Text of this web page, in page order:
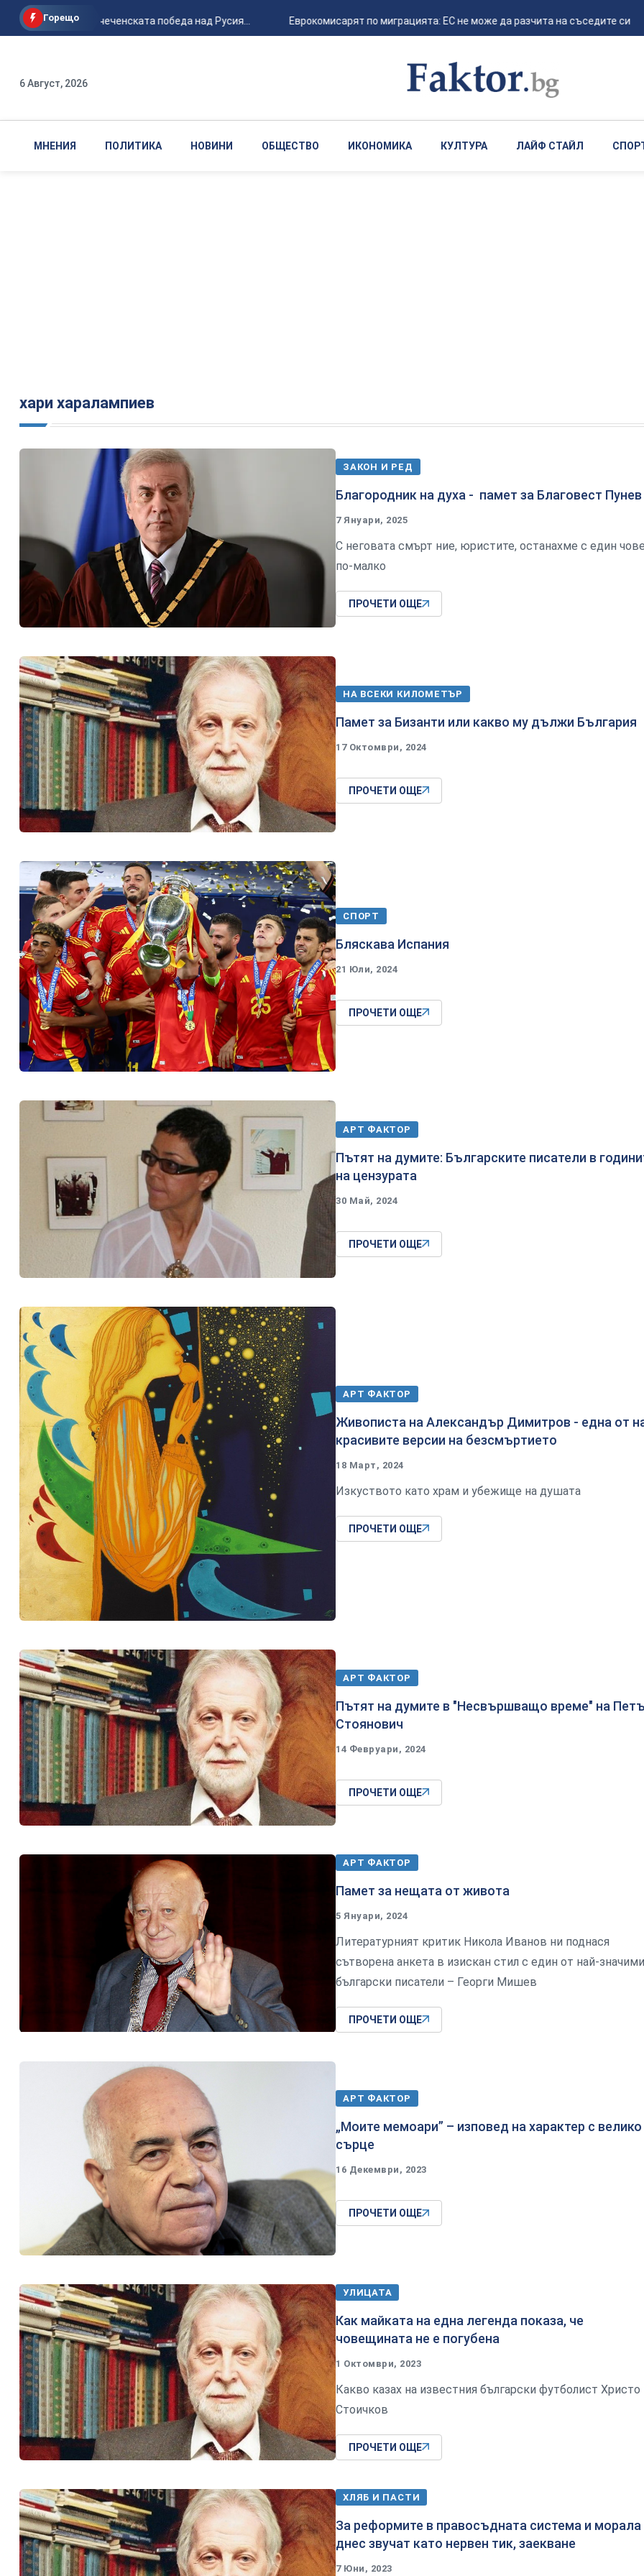
Горещо
30 години от чеченската победа над Русия... Еврокомисарят по миграцията: ЕС не може да разчита на съседите си за
6 Август, 2026
МНЕНИЯ ПОЛИТИКА НОВИНИ ОБЩЕСТВО ИКОНОМИКА КУЛТУРА ЛАЙФ СТАЙЛ
хари харалампиев
ЗАКОН И РЕД
Благородник на духа - памет за Благовест Пунев
7 Януари, 2025
С неговата смърт ние, юристите, останахме с един
по-малко
ПРОЧЕТИ ОЩЕ
НА ВСЕКИ КИЛОМЕТЪР
Памет за Бизанти или какво му дължи България
17 Октомври, 2024
ПРОЧЕТИ ОЩЕ
СПОРТ
Бляскава Испания
21 Юли, 2024
ПРОЧЕТИ ОЩЕ
АРТ ФАКТОР
Пътят на думите: Българските писатели в
на цензурата
30 Май, 2024
ПРОЧЕТИ ОЩЕ
АРТ ФАКТОР
Живописта на Александър Димитров - една от
красивите версии на безсмъртието
18 Март, 2024
Изкуството като храм и убежище на душата
ПРОЧЕТИ ОЩЕ
АРТ ФАКТОР
Пътят на думите в "Несвършващо време" на
Стоянович
14 Февруари, 2024
ПРОЧЕТИ ОЩЕ
АРТ ФАКТОР
Памет за нещата от живота
5 Януари, 2024
Литературният критик Никола Иванов ни поднася
сътворена анкета в изискан стил с един от най-
български писатели – Георги Мишев
ПРОЧЕТИ ОЩЕ
АРТ ФАКТОР
„Моите мемоари” – изповед на характер с велико
сърце
16 Декември, 2023
ПРОЧЕТИ ОЩЕ
УЛИЦАТА
Как майката на една легенда показа, че
човещината не е погубена
1 Октомври, 2023
Какво казах на известния български футболист Христо
Стоичков
ПРОЧЕТИ ОЩЕ
ХЛЯБ И ПАСТИ
За реформите в правосъдната система и морала
днес звучат като нервен тик, заекване
7 Юни, 2023